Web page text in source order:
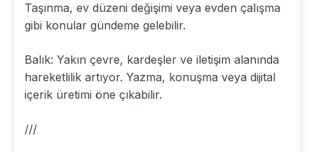
Taşınma, ev düzeni değişimi veya evden çalışma
gibi konular gündeme gelebilir.
Balık: Yakın çevre, kardeşler ve iletişim alanında
hareketlilik artıyor. Yazma, konuşma veya dijital
içerik üretimi öne çıkabilir.
///